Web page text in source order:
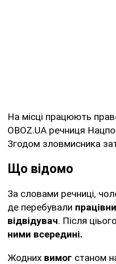
На місці працюють
OBOZ.UA речниця
Згодом зловмисника
Що відомо
За словами речниці,
де перебували
відвідувач. Після
ними всередині.
Жодних вимог станом